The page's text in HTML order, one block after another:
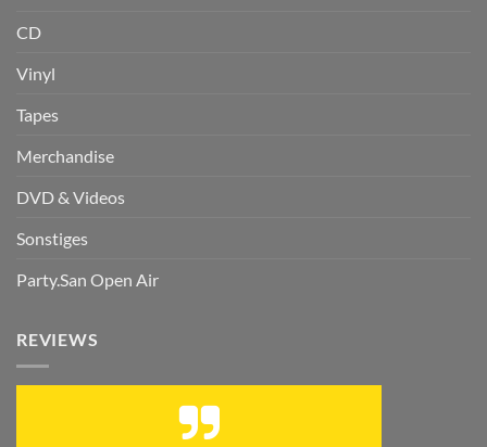
CD
Vinyl
Tapes
Merchandise
DVD & Videos
Sonstiges
Party.San Open Air
REVIEWS